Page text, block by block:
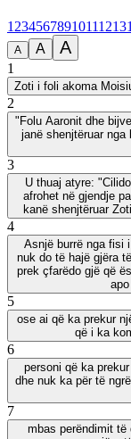
1 2345678910111213
A A A
1
Zoti i foli akoma
2
"Folu Aaronit dhe
janë shenjtëruar
3
U thuaj atyre:
afrohet në gjendje
kanë shenjtëruar
4
Asnjë burrë nga fisi
nuk do të hajë gjëra
prek çfarëdo gjë që
5
ose ai që ka prekur
që i ka
6
personi që ka
dhe nuk ka për të
7
mbas perëndimit